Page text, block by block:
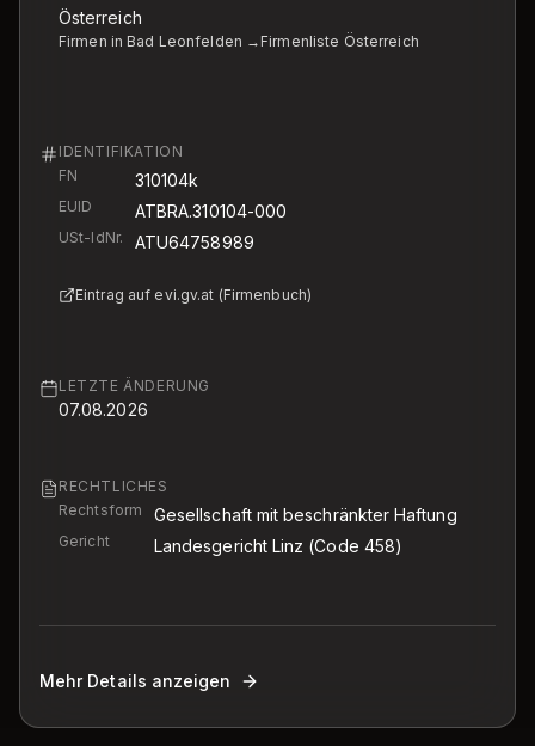
Österreich
Firmen in Bad Leonfelden → Firmenliste Österreich
IDENTIFIKATION
FN
310104k
EUID ATBRA.310104-000
USt-IdNr. ATU64758989
Eintrag auf evi.gv.at (Firmenbuch)
LETZTE ÄNDERUNG
07.08.2026
RECHTLICHES
Rechtsform
Gesellschaft mit beschränkter Haftung
Gericht Landesgericht Linz (Code 458)
Mehr Details anzeigen